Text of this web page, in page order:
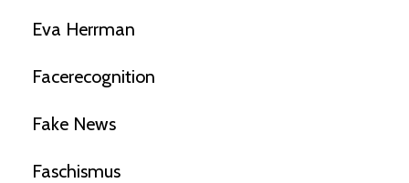
Eva Herrman
Facerecognition
Fake News
Faschismus